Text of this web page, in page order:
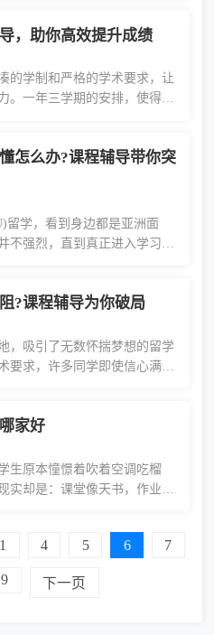
，助你高效提升成绩
学制和严格的学术要求，让
。一年三学期的安排，使得课
怎么办?课程辅导带你突
学，看到身边都是亚洲面
不强烈，直到真正进入学习状
?课程辅导为你破局
吸引了无数怀揣梦想的留学
要求，许多同学即使信心满
家好
原本憧憬着吹着空调吃榴
实却是：课堂像天书，作业堆
1 4 5 6 7
下一页